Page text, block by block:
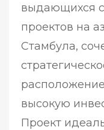
выдающихся
проектов на
Стамбула,
высокую
Проект